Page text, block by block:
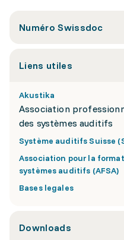
Numéro Swissdoc
Liens utiles
Akustika
Association
des systèmes auditifs
Système auditifs Suisse
Association pour la
systèmes auditifs (AFSA)
Bases legales
Downloads